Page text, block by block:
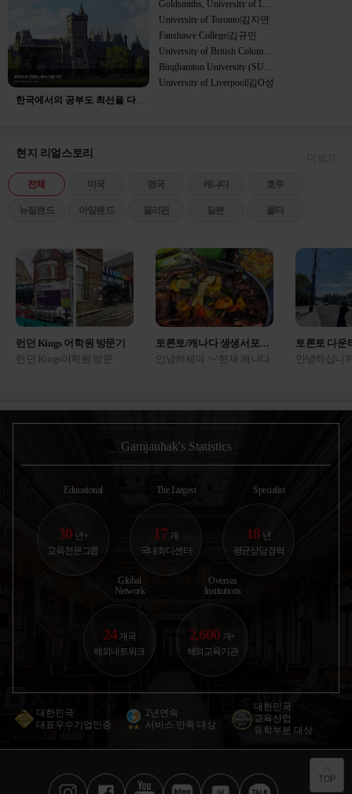
영국
안○
초등학생 애 비자랑 부모 동반 비자 서류가 이렇
게 복잡할 줄이야.. 혼자...
2025.04.09
애듀부산 | 컨설턴트 센터장
애 친구 엄마가 여기 상담 잘 해준다고 해서 갔
미국
못 하고 갔는데, 아이 성...
영국
송○이
애듀부산 | 컨설턴트 진종현
영국 의대나 명문대 목표라 에이레벨을 해야 하
나 파운데이션을 해야 하나 ...
2025.07.17
애듀부산 | 컨설턴트 이진영
황○경
애듀부산 | 컨설턴트 센터장
2025.10.30
권○윤
애듀부산 | 컨설턴트 박은혜
아이가 운동 좋아하고 자연 친화적인 성향이라
뉴질랜드 추천받았어요. 학교...
2025.11.03
애듀부산 | 컨설턴트 이진영
서구권은 너무 멀고 비용도 부담이라 아시아 쪽
국제학교 알아봤어요. 뉴질...
2026.01.12
오○민
제가 유학 가고 싶다고 엄마한테 계속 떼써서 오
2026.02.27
한국에서의 공부도 최선을 다해 임했지만 영어에 대한 관심이 많았고 해외에서의 고등학교 생활이 저의 견문을 더 넓힐 수 있다는 생각에 유학을 결심했고, 중학교 졸업후 한국 고등학교 진학 대신 유학을 준비하여 2017년 2월부터 캐나다 고등학교에 진학하게 되었습니다.
Goldsmiths, University of London|한민주
University of Toronto|김지연
Fanshawe College|김규민
University of British Colombia (UBC)|정해우
Binghamton University (SUNY)|이치훈
University of Liverpool|김O성
현지 리얼스토리 더보기
전체 미국 영국 캐나다 호주
뉴질랜드 아일랜드 필리핀 일본 몰타
런던 Kings 어학원 방문기
런던 Kings어학원 방문
토론토/캐나다 생생서포터즈 후기
안녕하세여 ^-^현재 캐나다
이를 두군데만 있어보았지
홈스테이는
토론토 다운
안녕하십니
Gamjauhak's Statistics
Educational
30 년+
교육전문그룹
The Largest
17 개
국내최다센터
Specialist
18 년
평균상담경력
Global
Network
24 개국
해외네트워크
Oversea
Institutions
2,600 개+
해외교육기관
대한민국
대표우수기업인증
2년연속
서비스 만족 대상
대한민국
교육산업
유학부분 대상